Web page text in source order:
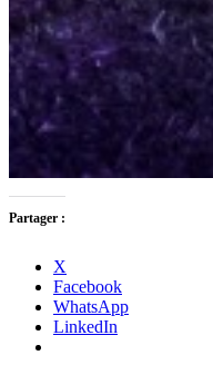
Partager :
X
Facebook
WhatsApp
LinkedIn